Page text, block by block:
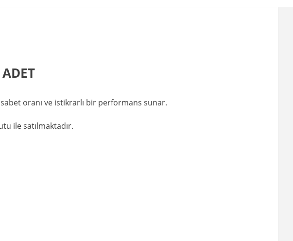
oranı ve istikrarlı bir performans sunar.
ile satılmaktadır.